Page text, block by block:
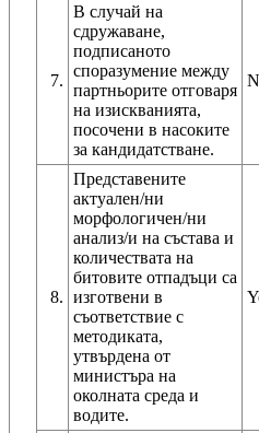
7.
В случай на
сдружаване,
подписаното
споразумение между
партньорите отговаря
на изискванията,
посочени в насоките
за кандидатстване.
8.
Представените
актуален/ни
морфологичен/ни
анализ/и на състава и
количествата на
битовите отпадъци са
изготвени в
съответствие с
методиката,
утвърдена от
министъра на
околната среда и
водите.